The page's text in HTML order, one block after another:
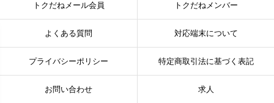
トクだねメール会員 トクだねメンバー
よくある質問 対応端末について
プライバシーポリシー 特定商取引法に基づく表記
お問い合わせ 求人